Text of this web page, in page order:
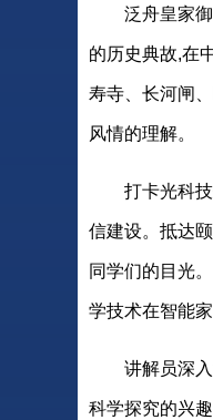
泛舟皇家
的历史典故,在
寿寺、长河闸
风情的理解。
打卡光科
信建设。抵达
同学们的目光
学技术在智能
讲解员深
科学探究的兴趣